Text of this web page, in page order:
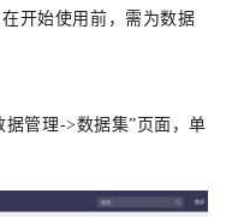
开始使用前，需为数据
据管理->数据集”页面，单